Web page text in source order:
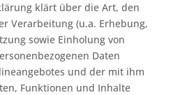
klärt über die Art, den
Verarbeitung (u.a. Erhebung,
sowie Einholung von
Daten
und der mit ihm
Funktionen und Inhalte